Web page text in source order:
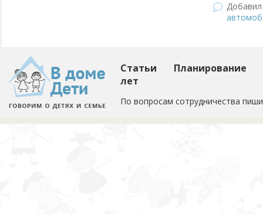
Статьи
Планирование
лет
По вопросам сотрудничества